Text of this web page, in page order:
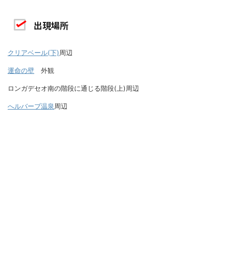
出現場所
クリアベール(下)周辺
運命の壁 外観
ロンガデセオ南の階段に通じる階段(上)周辺
へルバーブ温泉周辺